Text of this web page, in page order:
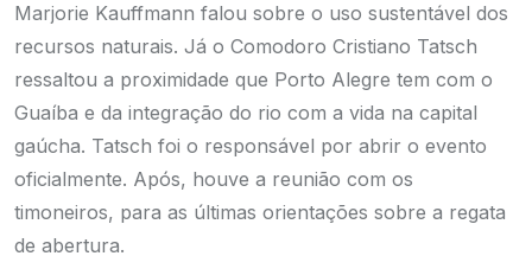
Marjorie Kauffmann falou sobre o uso sustentável dos
recursos naturais. Já o Comodoro Cristiano Tatsch
ressaltou a proximidade que Porto Alegre tem com o
Guaíba e da integração do rio com a vida na capital
gaúcha. Tatsch foi o responsável por abrir o evento
oficialmente. Após, houve a reunião com os
timoneiros, para as últimas orientações sobre a regata
de abertura.